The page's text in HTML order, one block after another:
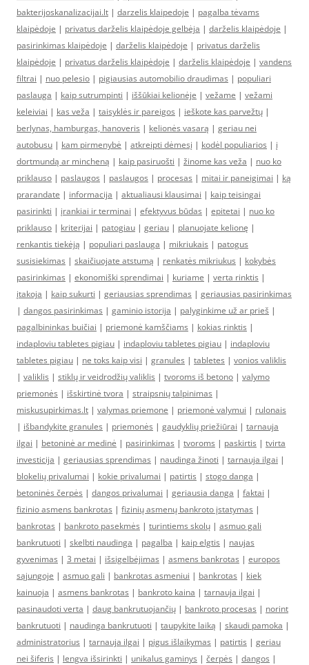
bakterijoskanalizacijai.lt | darzelis klaipedoje | pagalba tėvams
klaipėdoje | privatus darželis klaipėdoje gelbėja | darželis klaipėdoje |
pasirinkimas klaipėdoje | darželis klaipėdoje | privatus darželis
klaipėdoje | privatus darželis klaipėdoje | darželis klaipėdoje | vandens
filtrai | nuo pelesio | pigiausias automobilio draudimas | populiari
paslauga | kaip sutrumpinti | iššūkiai kelionėje | vežame | vežami
keleiviai | kas veža | taisyklės ir pareigos | ieškote kas parvežtų |
berlynas, hamburgas, hanoveris | kelionės vasarą | geriau nei
autobusu | kam pirmenybė | atkreipti dėmesį | kodėl populiarios | į
dortmundą ar mincheną | kaip pasiruošti | žinome kas veža | nuo ko
priklauso | paslaugos | paslaugos | procesas | mitai ir paneigimai | ką
prarandate | informacija | aktualiausi klausimai | kaip teisingai
pasirinkti | įrankiai ir terminai | efektyvus būdas | epitetai | nuo ko
priklauso | kriterijai | patogiau | geriau | planuojate kelionę |
renkantis tiekėją | populiari paslauga | mikriukais | patogus
susisiekimas | skaičiuojate atstumą | renkatės mikriukus | kokybės
pasirinkimas | ekonomiški sprendimai | kuriame | verta rinktis |
įtakoja | kaip sukurti | geriausias sprendimas | geriausias pasirinkimas
| dangos pasirinkimas | gaminio istorija | palyginkime už ar prieš |
pagalbininkas buičiai | priemonė kamščiams | kokias rinktis |
indaploviu tabletes pigiau | indaploviu tabletes pigiau | indaploviu
tabletes pigiau | ne toks kaip visi | granules | tabletes | vonios valiklis
| valiklis | stiklų ir veidrodžių valiklis | tvoroms iš betono | valymo
priemonės | išskirtinė tvora | straipsnių talpinimas |
miskusupirkimas.lt | valymas priemone | priemonė valymui | rulonais
| išbandykite granules | priemonės | gaudyklių priežiūrai | tarnauja
ilgai | betoninė ar medinė | pasirinkimas | tvoroms | paskirtis | tvirta
investicija | geriausias sprendimas | naudinga žinoti | tarnauja ilgai |
blokelių privalumai | kokie privalumai | patirtis | stogo danga |
betoninės čerpės | dangos privalumai | geriausia danga | faktai |
fizinio asmens bankrotas | fizinių asmenų bankroto įstatymas |
bankrotas | bankroto pasekmės | turintiems skolų | asmuo gali
bankrutuoti | skelbti naudinga | pagalba | kaip elgtis | naujas
gyvenimas | 3 metai | išsigelbėjimas | asmens bankrotas | europos
sąjungoje | asmuo gali | bankrotas asmeniui | bankrotas | kiek
kainuoja | asmens bankrotas | bankroto kaina | tarnauja ilgai |
pasinaudoti verta | daug bankrutuojančių | bankroto procesas | norint
bankrutuoti | naudinga bankrutuoti | taupykite laiką | skaudi pamoka |
administratorius | tarnauja ilgai | pigus išlaikymas | patirtis | geriau
nei šiferis | lengva išsirinkti | unikalus gaminys | čerpės | dangos |